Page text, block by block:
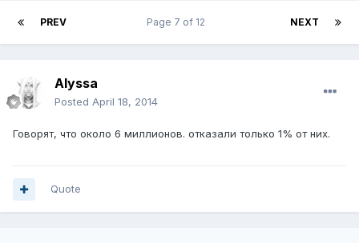
PREV NEXT
Page 7 of 12
Alyssa
Posted April 18, 2014
Говорят, что около 6 миллионов. отказали только 1% от них.
Quote